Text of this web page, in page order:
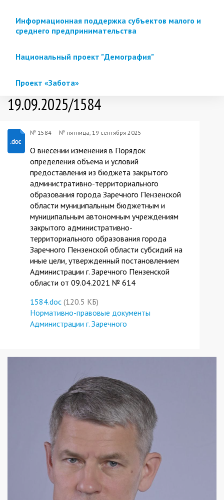
Информационная поддержка субъектов малого и
среднего предпринимательства
Национальный проект "Демография"
Проект «Забота»
19.09.2025/1584
№ 1584 № пятница, 19 сентября 2025
О внесении изменения в Порядок
определения объема и условий
предоставления из бюджета закрытого
административно-территориального
образования города Заречного Пензенской
области муниципальным бюджетным и
муниципальным автономным учреждениям
закрытого административно-
территориального образования города
Заречного Пензенской области субсидий на
иные цели, утвержденный постановлением
Администрации г. Заречного Пензенской
области от 09.04.2021 № 614
1584.doc (120.5 КБ)
Нормативно-правовые документы
Администрации г. Заречного